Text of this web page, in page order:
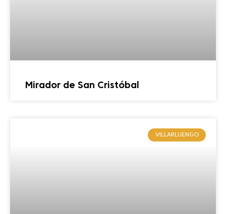
Mirador de San Cristóbal
VILLARLUENGO